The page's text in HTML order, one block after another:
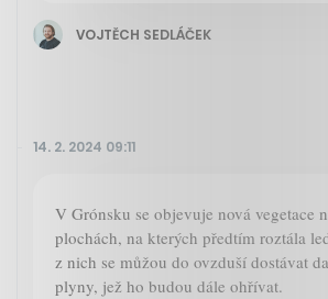
VOJTĚCH SEDLÁČEK
14. 2. 2024 09:11
V Grónsku se objevuje nová vegetace
plochách, na kterých předtím roztála
z nich se můžou do ovzduší dostávat
plyny, jež ho budou dále ohřívat.